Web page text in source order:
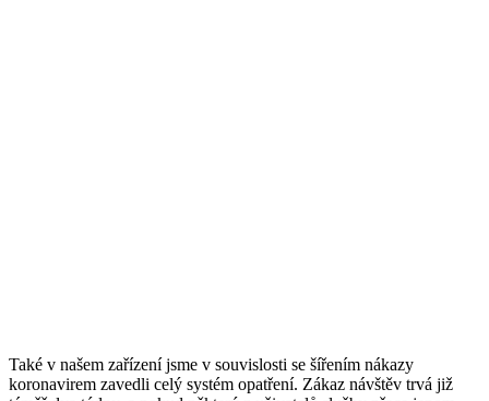
Také v našem zařízení jsme v souvislosti se šířením nákazy
koronavirem zavedli celý systém opatření. Zákaz návštěv trvá již